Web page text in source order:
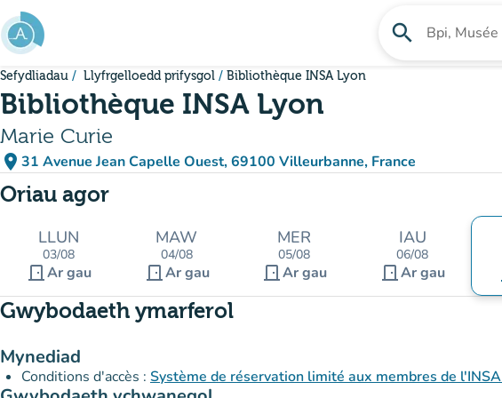
Mynd i'r prif gynnwys
search Chwilio am
Sefydliadau Llyfrgelloedd prifysgol Bibliothèque INSA Lyon
Bibliothèque INSA Lyon
Marie Curie
place 31 Avenue Jean Capelle Ouest, 69100 Villeurbanne, France
(agor yn Google Maps)
(tab newydd)
Oriau agor
LLUN
03/08
door_frontAr gau
MAW
04/08
door_front Ar gau
MER
05/08
door_frontAr gau
IAU
06/08
door_front Ar gau
Gwybodaeth ymarferol
Mynediad
Conditions d'accès : Système de réservation limité aux membres de